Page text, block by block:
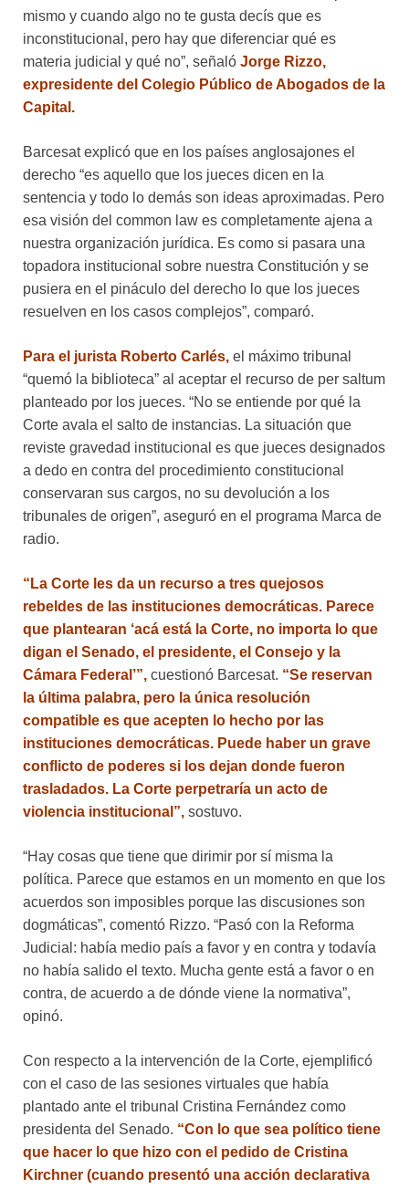
mismo y cuando algo no te gusta decís que es
inconstitucional, pero hay que diferenciar qué es
materia judicial y qué no”, señaló Jorge Rizzo,
expresidente del Colegio Público de Abogados de la
Capital.
Barcesat explicó que en los países anglosajones el
derecho “es aquello que los jueces dicen en la
sentencia y todo lo demás son ideas aproximadas. Pero
esa visión del common law es completamente ajena a
nuestra organización jurídica. Es como si pasara una
topadora institucional sobre nuestra Constitución y se
pusiera en el pináculo del derecho lo que los jueces
resuelven en los casos complejos”, comparó.
Para el jurista Roberto Carlés, el máximo tribunal
“quemó la biblioteca” al aceptar el recurso de per saltum
planteado por los jueces. “No se entiende por qué la
Corte avala el salto de instancias. La situación que
reviste gravedad institucional es que jueces designados
a dedo en contra del procedimiento constitucional
conservaran sus cargos, no su devolución a los
tribunales de origen”, aseguró en el programa Marca de
radio.
“La Corte les da un recurso a tres quejosos
rebeldes de las instituciones democráticas. Parece
que plantearan ‘acá está la Corte, no importa lo que
digan el Senado, el presidente, el Consejo y la
Cámara Federal’”, cuestionó Barcesat. “Se reservan
la última palabra, pero la única resolución
compatible es que acepten lo hecho por las
instituciones democráticas. Puede haber un grave
conflicto de poderes si los dejan donde fueron
trasladados. La Corte perpetraría un acto de
violencia institucional”, sostuvo.
“Hay cosas que tiene que dirimir por sí misma la
política. Parece que estamos en un momento en que los
acuerdos son imposibles porque las discusiones son
dogmáticas”, comentó Rizzo. “Pasó con la Reforma
Judicial: había medio país a favor y en contra y todavía
no había salido el texto. Mucha gente está a favor o en
contra, de acuerdo a de dónde viene la normativa”,
opinó.
Con respecto a la intervención de la Corte, ejemplificó
con el caso de las sesiones virtuales que había
plantado ante el tribunal Cristina Fernández como
presidenta del Senado. “Con lo que sea político tiene
que hacer lo que hizo con el pedido de Cristina
Kirchner (cuando presentó una acción declarativa